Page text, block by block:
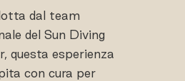
dal team
del Sun Diving
questa esperienza
con cura per